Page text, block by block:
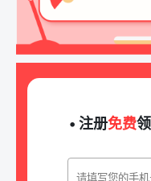
• 注册免费